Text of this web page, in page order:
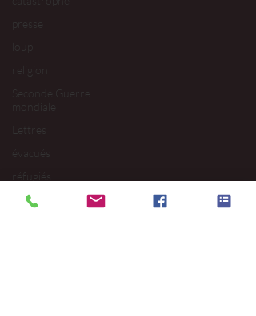
presse
religion
Seconde Guerre
mondiale
Lettres
évacués
réfugiés
Archive insolite